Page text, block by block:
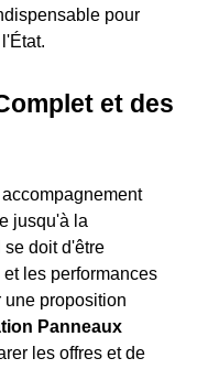
pour
et des
jusqu'à la
se doit d'être
les performances
proposition
Panneaux
les offres et de